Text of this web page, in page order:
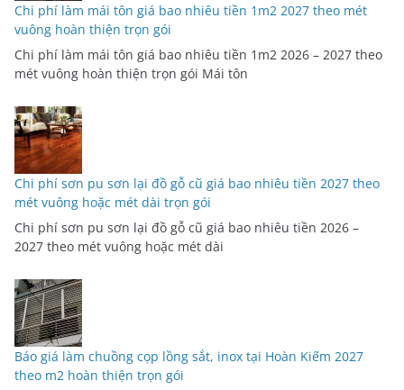
Chi phí làm mái tôn giá bao nhiêu tiền 1m2 2027 theo mét
vuông hoàn thiện trọn gói
Chi phí làm mái tôn giá bao nhiêu tiền 1m2 2026 – 2027 theo
mét vuông hoàn thiện trọn gói Mái tôn
Chi phí sơn pu sơn lại đồ gỗ cũ giá bao nhiêu tiền 2027 theo
mét vuông hoặc mét dài trọn gói
Chi phí sơn pu sơn lại đồ gỗ cũ giá bao nhiêu tiền 2026 –
2027 theo mét vuông hoặc mét dài
Báo giá làm chuồng cọp lồng sắt, inox tại Hoàn Kiếm 2027
theo m2 hoàn thiện trọn gói